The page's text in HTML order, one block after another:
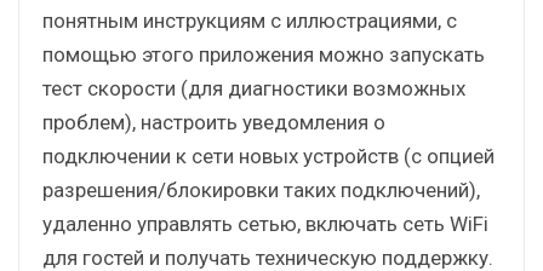
понятным инструкциям с иллюстрациями, с
помощью этого приложения можно запускать
тест скорости (для диагностики возможных
проблем), настроить уведомления о
подключении к сети новых устройств (с опцией
разрешения/блокировки таких подключений),
удаленно управлять сетью, включать сеть WiFi
для гостей и получать техническую поддержку.